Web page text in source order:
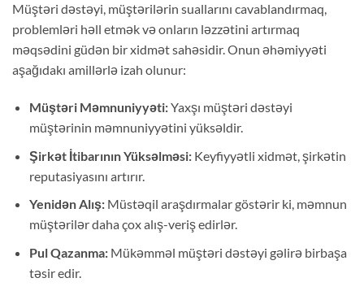
Müştəri dəstəyi, müştərilərin suallarını cavablandırmaq,
problemləri həll etmək və onların ləzzətini artırmaq
məqsədini güdən bir xidmət sahəsidir. Onun əhəmiyyəti
aşağıdakı amillərlə izah olunur:
Müştəri Məmnuniyyəti:Yaxşı müştəri dəstəyi
müştərinin məmnuniyyətini yüksəldir.
Şirkət İtibarının Yüksəlməsi:Keyfiyyətli xidmət, şirkətin
reputasiyasını artırır.
Yenidən Alış:Müstəqil araşdırmalar göstərir ki, məmnun
müştərilər daha çox alış-veriş edirlər.
Pul Qazanma:Mükəmməl müştəri dəstəyi gəlirə birbaşa
təsir edir.